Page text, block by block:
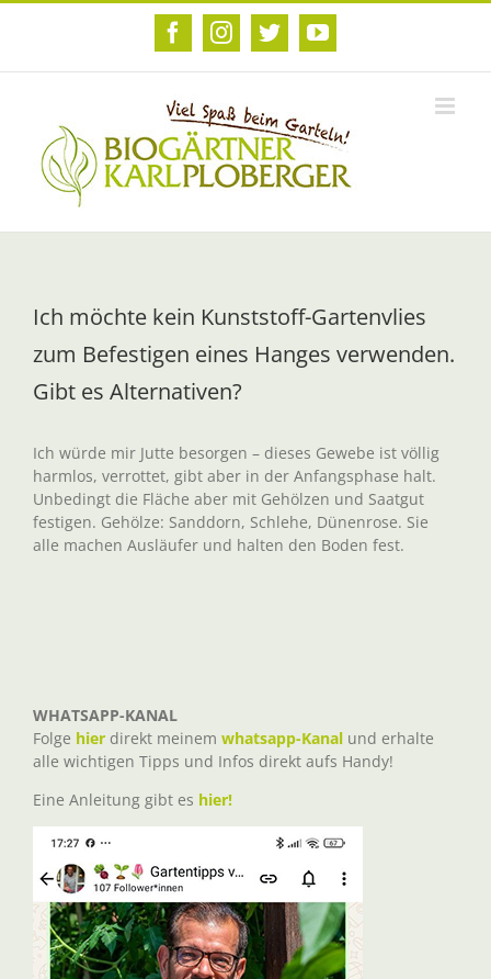
Zum
FacebookInstagram
TwitterYouTube
Ich möchte kein Kunststoff-Gartenvlies
zum Befestigen eines Hanges verwenden.
Gibt es Alternativen?
Ich würde mir Jutte besorgen – dieses Gewebe ist völlig
harmlos, verrottet, gibt aber in der Anfangsphase halt.
Unbedingt die Fläche aber mit Gehölzen und Saatgut
festigen. Gehölze: Sanddorn, Schlehe, Dünenrose. Sie
alle machen Ausläufer und halten den Boden fest.
WHATSAPP-KANAL
Folge hier direkt meinem whatsapp-Kanal und erhalte
alle wichtigen Tipps und Infos direkt aufs Handy!
Eine Anleitung gibt es hier!